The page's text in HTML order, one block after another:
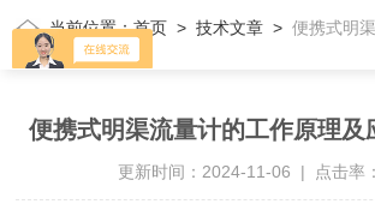
当前位置：首页 >技术文章 >便携式明渠流量
便携式明渠流量计的工作原理及
更新时间：2024-11-06 | 点击率